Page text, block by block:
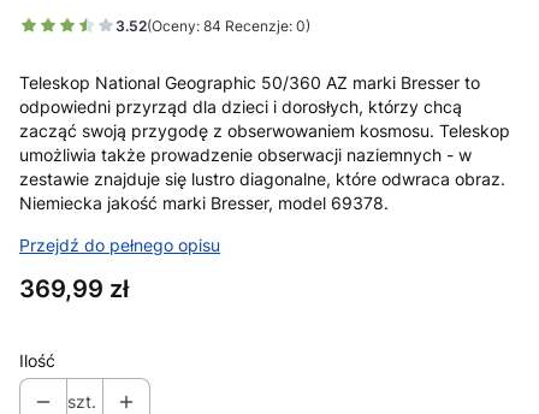
3.52(Oceny: 84 Recenzje: 0)
Teleskop National Geographic 50/360 AZ marki Bresser to
odpowiedni przyrząd dla dzieci i dorosłych, którzy chcą
zacząć swoją przygodę z obserwowaniem kosmosu. Teleskop
umożliwia także prowadzenie obserwacji naziemnych - w
zestawie znajduje się lustro diagonalne, które odwraca obraz.
Niemiecka jakość marki Bresser, model 69378.
Przejdź do pełnego opisu
Cena
369,99 zł
Ilość
szt.